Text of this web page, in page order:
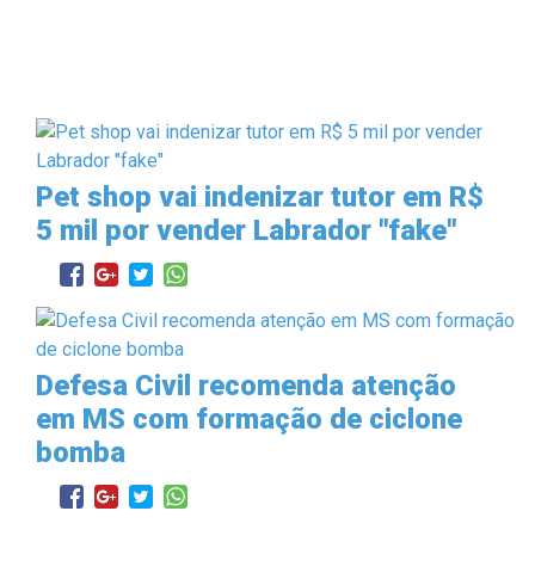
Pet shop vai indenizar tutor em R$
5 mil por vender Labrador "fake"
Defesa Civil recomenda atenção
em MS com formação de ciclone
bomba